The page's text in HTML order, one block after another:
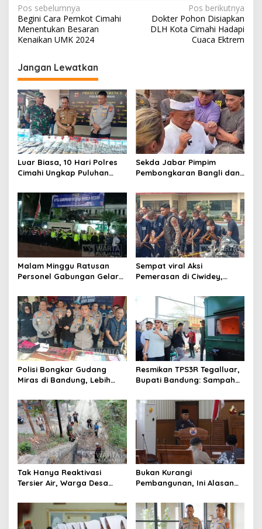
N
a
v
i
g
a
s
i
p
o
s
Pos sebelumnya
Begini Cara Pemkot Cimahi
Menentukan Besaran
Kenaikan UMK 2024
Pos berikutnya
Dokter Pohon Disiapkan
DLH Kota Cimahi Hadapi
Cuaca Ektrem
Jangan Lewatkan
Luar Biasa, 10 Hari Polres
Cimahi Ungkap Puluhan
Ribu Butir OKT
Sekda Jabar Pimpim
Pembongkaran Bangli dan
Kiaracondong
Malam Minggu Ratusan
Personel Gabungan Gelar
Besar Kabupaten Bandung
Sempat viral Aksi
Pemerasan di Ciwidey,
Pelaku
Polisi Bongkar Gudang
Miras di Bandung, Lebih
Resmikan TPS3R Tegalluar,
Bupati Bandung: Sampah
Pemerintah
Tak Hanya Reaktivasi
Tersier Air, Warga Desa
Alternatif di Padalarang
Bukan Kurangi
Pembangunan, Ini Alasan
Pengurangan Belanja
Daerah